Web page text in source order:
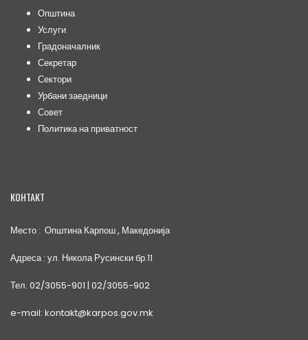
Општина
Услуги
Градоначалник
Секретар
Сектори
Урбани заедници
Совет
Политика на приватност
КОНТАКТ
Место : Општина Карпош , Македонија
Адреса : ул. Никола Русински бр.11
Тел. 02/3055-901 | 02/3055-902
e-mail: kontakt@karpos.gov.mk